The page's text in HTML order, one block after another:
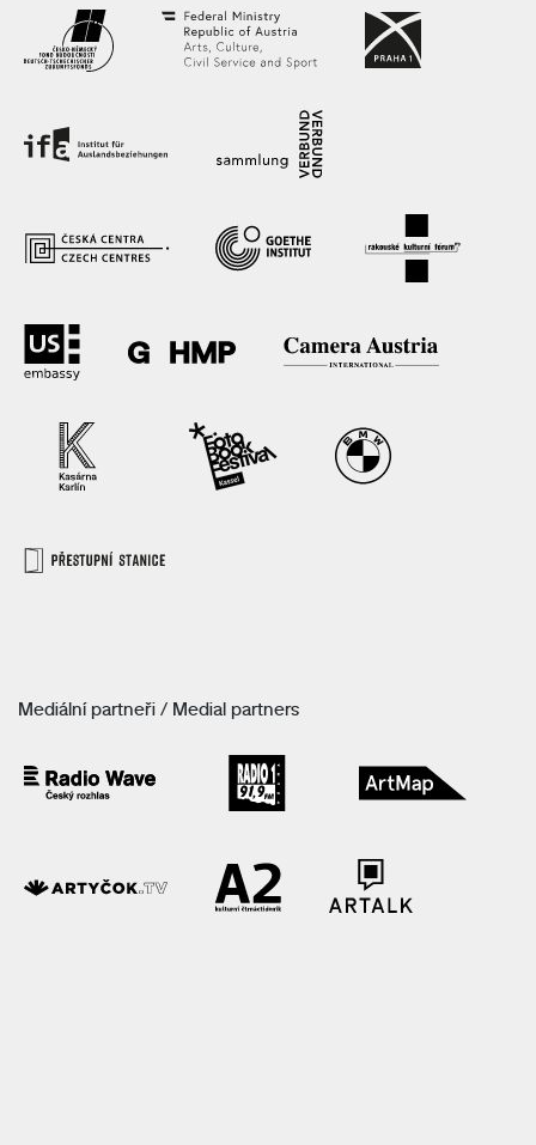
Mediální partneři / Medial partners